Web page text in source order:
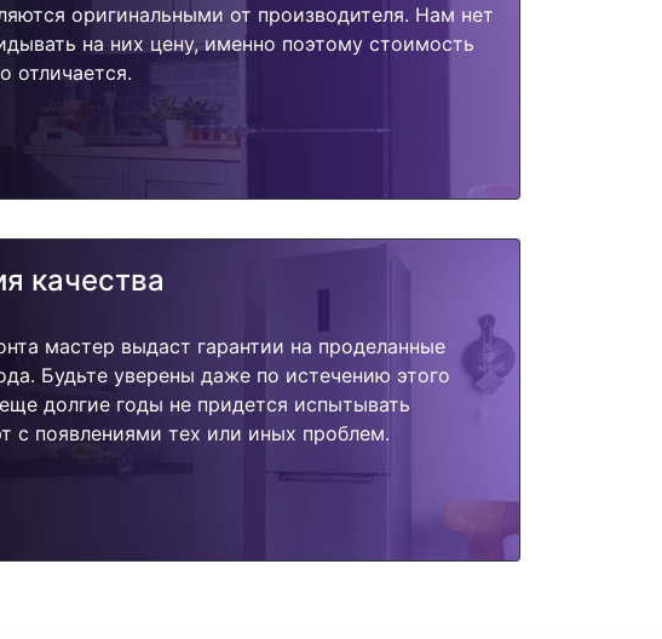
оригинальными от производителя. Нам нет
на них цену, именно поэтому стоимость
отличается.
качества
мастер выдаст гарантии на проделанные
Будьте уверены даже по истечению этого
долгие годы не придется испытывать
с появлениями тех или иных проблем.